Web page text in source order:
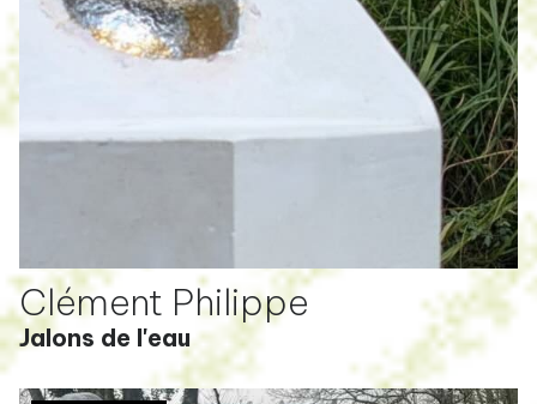
Clément Philippe
Jalons de l'eau